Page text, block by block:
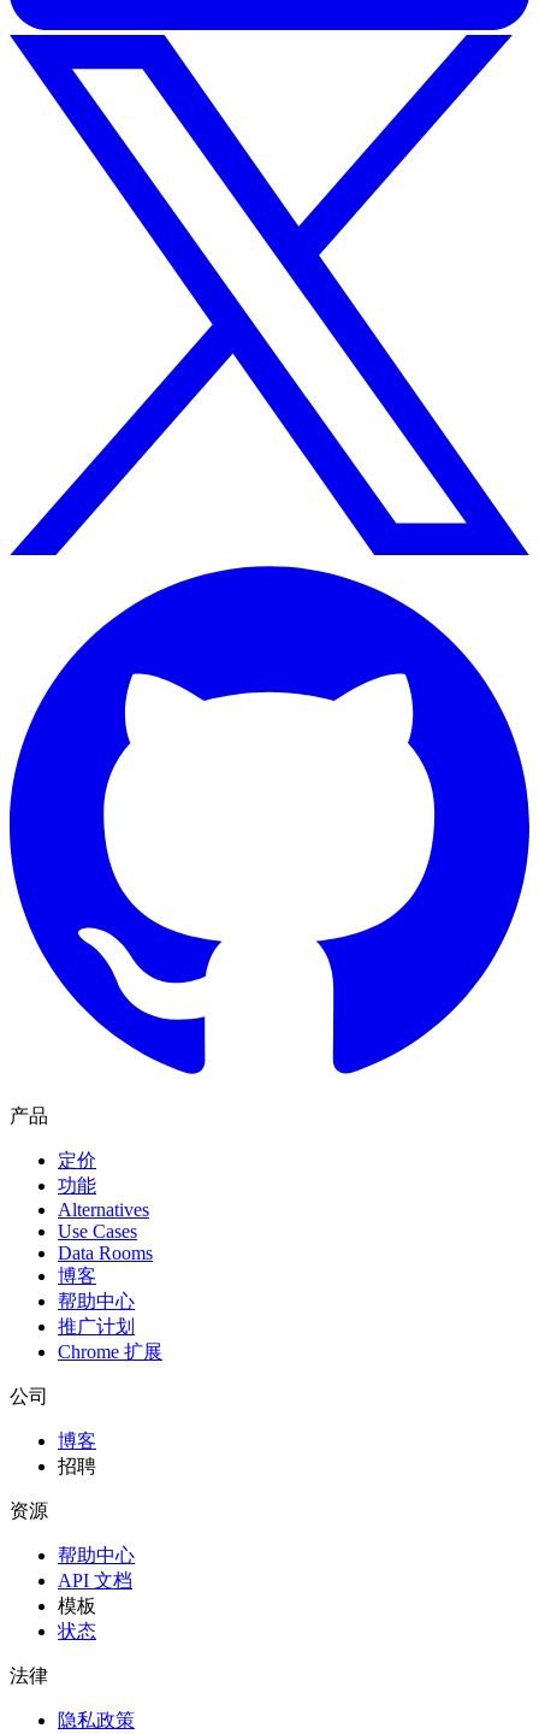
产品
定价
功能
Alternatives
Use Cases
Data Rooms
博客
帮助中心
推广计划
Chrome 扩展
公司
博客
招聘
资源
帮助中心
API 文档
模板
状态
法律
隐私政策